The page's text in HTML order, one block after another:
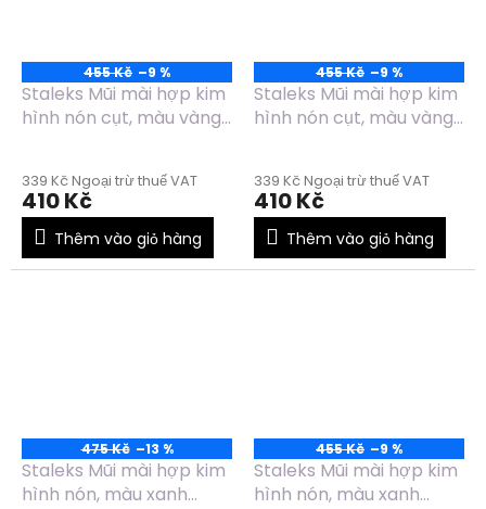
455 Kč –9 %
Staleks Mũi mài hợp kim
hình nón cụt, màu vàng,
339 Kč Ngoại trừ thuế VAT
410 Kč
Thêm vào giỏ hàng
455 Kč –9 %
Staleks Mũi mài hợp kim
hình nón cụt, màu vàng,
339 Kč Ngoại trừ thuế VAT
410 Kč
Thêm vào giỏ hàng
475 Kč –13 %
Staleks Mũi mài hợp kim
hình nón, màu xanh
455 Kč –9 %
Staleks Mũi mài hợp kim
hình nón, màu xanh